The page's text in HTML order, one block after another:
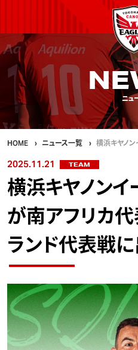
ニュ
HOME ニュース一覧 横浜キヤノ
2025.11.21 TEAM
横浜キヤノン
が南アフリカ代
ランド代表戦